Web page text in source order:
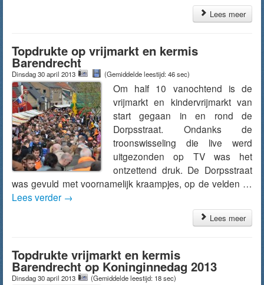
Lees meer
Topdrukte op vrijmarkt en kermis
Barendrecht
Dinsdag 30 april 2013 (Gemiddelde leestijd: 46 sec)
Om half 10 vanochtend is de
vrijmarkt en kindervrijmarkt van
start gegaan in en rond de
Dorpsstraat. Ondanks de
troonswisseling die live werd
uitgezonden op TV was het
ontzettend druk. De Dorpsstraat
was gevuld met voornamelijk kraampjes, op de velden …
Lees verder →
Lees meer
Topdrukte vrijmarkt en kermis
Barendrecht op Koninginnedag 2013
Dinsdag 30 april 2013 (Gemiddelde leestijd: 18 sec)